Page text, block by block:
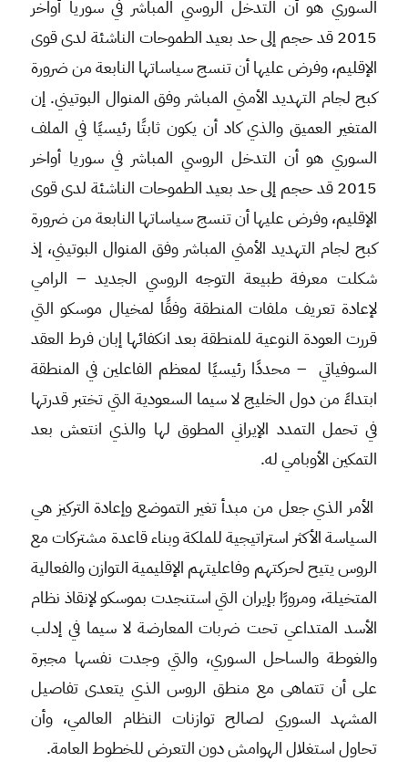
السوري هو أن التدخل الروسي المباشر في سوريا أواخر
2015 قد حجم إلى حد بعيد الطموحات الناشئة لدى قوى
الإقليم، وفرض عليها أن تنسج سياساتها النابعة من ضرورة
كبح لجام التهديد الأمني المباشر وفق المنوال البوتيني. إن
المتغير العميق والذي كاد أن يكون ثابتًا رئيسيًا في الملف
السوري هو أن التدخل الروسي المباشر في سوريا أواخر
2015 قد حجم إلى حد بعيد الطموحات الناشئة لدى قوى
الإقليم، وفرض عليها أن تنسج سياساتها النابعة من ضرورة
كبح لجام التهديد الأمني المباشر وفق المنوال البوتيني، إذ
شكلت معرفة طبيعة التوجه الروسي الجديد – الرامي
لإعادة تعريف ملفات المنطقة وفقًا لمخيال موسكو التي
قررت العودة النوعية للمنطقة بعد انكفائها إبان فرط العقد
السوفياتي – محددًا رئيسيًا لمعظم الفاعلين في المنطقة
ابتداءً من دول الخليج لا سيما السعودية التي تختبر قدرتها
في تحمل التمدد الإيراني المطوق لها والذي انتعش بعد
التمكين الأوبامي له.
الأمر الذي جعل من مبدأ تغير التموضع وإعادة التركيز هي
السياسة الأكثر استراتيجية للملكة وبناء قاعدة مشتركات مع
الروس يتيح لحركتهم وفاعليتهم الإقليمية التوازن والفعالية
المتخيلة، ومرورًا بإيران التي استنجدت بموسكو لإنقاذ نظام
الأسد المتداعي تحت ضربات المعارضة لا سيما في إدلب
والغوطة والساحل السوري، والتي وجدت نفسها مجبرة
على أن تتماهى مع منطق الروس الذي يتعدى تفاصيل
المشهد السوري لصالح توازنات النظام العالمي، وأن
تحاول استغلال الهوامش دون التعرض للخطوط العامة.